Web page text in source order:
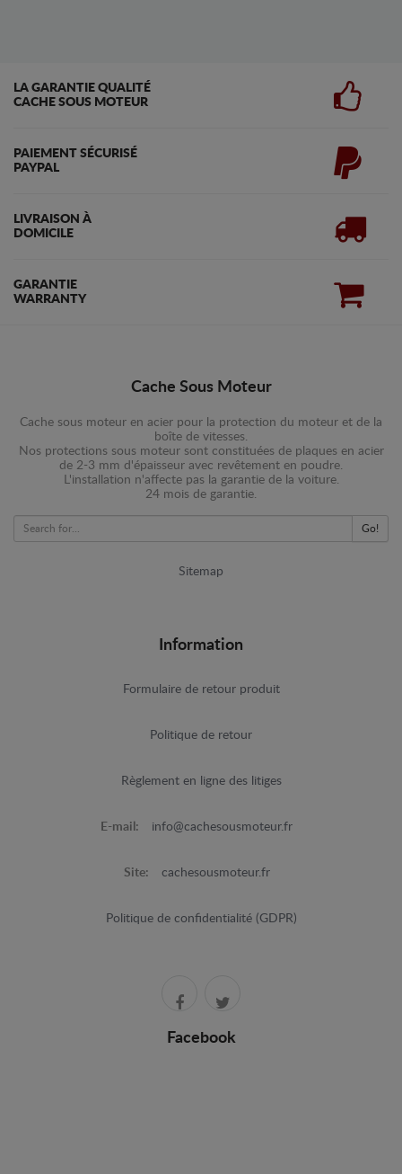
LA GARANTIE QUALITÉ
CACHE SOUS MOTEUR
PAIEMENT SÉCURISÉ
PAYPAL
LIVRAISON À
DOMICILE
GARANTIE
WARRANTY
Cache Sous Moteur
Cache sous moteur en acier pour la protection du moteur et de la
boîte de vitesses.
Nos protections sous moteur sont constituées de plaques en acier
de 2-3 mm d'épaisseur avec revêtement en poudre.
L'installation n'affecte pas la garantie de la voiture.
24 mois de garantie.
Go!
Sitemap
Information
Formulaire de retour produit
Politique de retour
Règlement en ligne des litiges
E-mail: info@cachesousmoteur.fr
Site: cachesousmoteur.fr
Politique de confidentialité (GDPR)
Facebook